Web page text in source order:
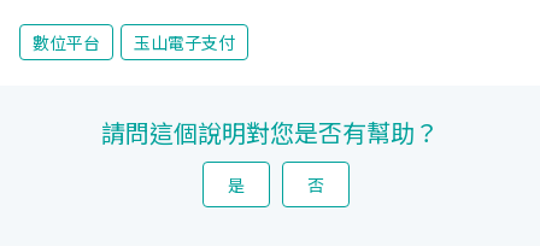
數位平台 玉山電子支付
請問這個說明對您是否有幫助？
是 否